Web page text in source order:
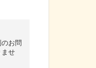
お問
ませ